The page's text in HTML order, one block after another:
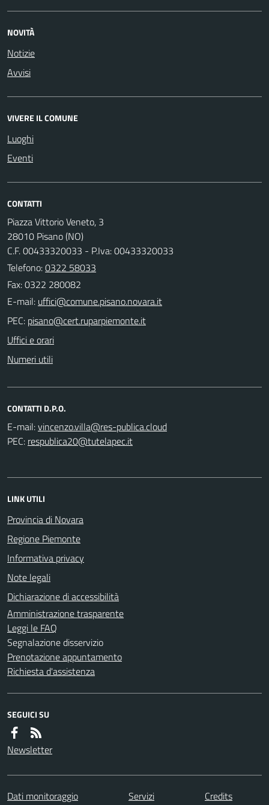
NOVITÀ
Notizie
Avvisi
VIVERE IL COMUNE
Luoghi
Eventi
CONTATTI
Piazza Vittorio Veneto, 3
28010 Pisano (NO)
C.F. 00433320033 - P.Iva: 00433320033
Telefono:0322 58033
Fax: 0322 280082
E-mail:
PEC:
Uffici e orari
Numeri utili
CONTATTI D.P.O.
E-mail:
PEC:
LINK UTILI
Provincia di Novara
Regione Piemonte
Informativa privacy
Note legali
Dichiarazione di accessibilità
Amministrazione trasparente
Leggi le FAQ
Segnalazione disservizio
Prenotazione appuntamento
Richiesta d'assistenza
SEGUICI SU
Newsletter
Dati monitoraggio Servizi
Credits